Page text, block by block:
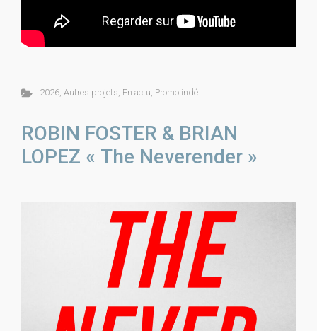
2026, Autres projets, En actu, Promo indé
ROBIN FOSTER & BRIAN
LOPEZ « The Neverender »